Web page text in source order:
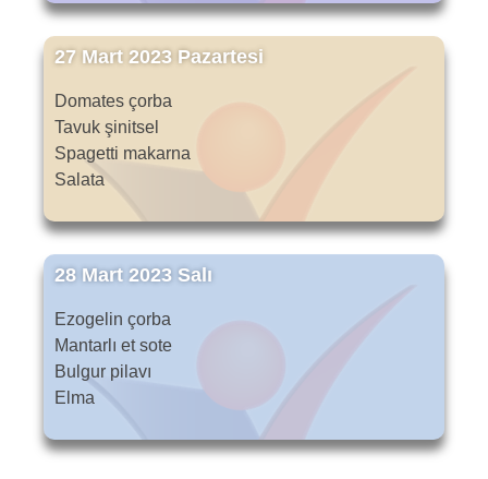
27 Mart 2023 Pazartesi
Domates çorba
Tavuk şinitsel
Spagetti makarna
Salata
28 Mart 2023 Salı
Ezogelin çorba
Mantarlı et sote
Bulgur pilavı
Elma